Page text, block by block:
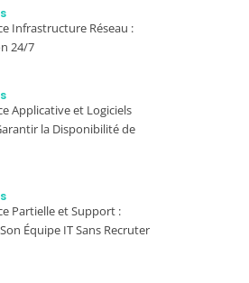
Infrastructure Réseau :
24/7
Applicative et Logiciels
la Disponibilité de
Partielle et Support :
Équipe IT Sans Recruter